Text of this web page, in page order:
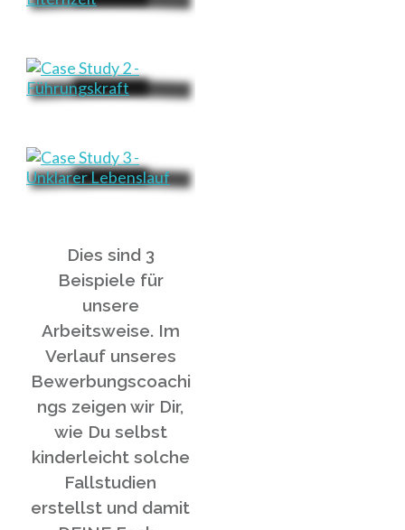
Dies sind 3
Beispiele für
unsere
Arbeitsweise. Im
Verlauf unseres
Bewerbungscoachi
ngs zeigen wir Dir,
wie Du selbst
kinderleicht solche
Fallstudien
erstellst und damit